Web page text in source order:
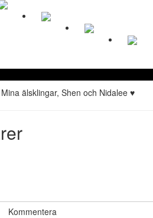
Mina älsklingar, Shen och Nidalee ♥
Kommentera